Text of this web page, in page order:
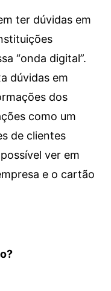
ter dúvidas em
“onda digital”.
dúvidas em
dos
como um
de clientes
ver em
e o cartão